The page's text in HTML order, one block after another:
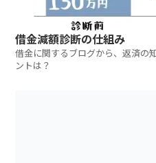
借金減額診断の仕組み
借金に関するブログから、返済の
ントは？